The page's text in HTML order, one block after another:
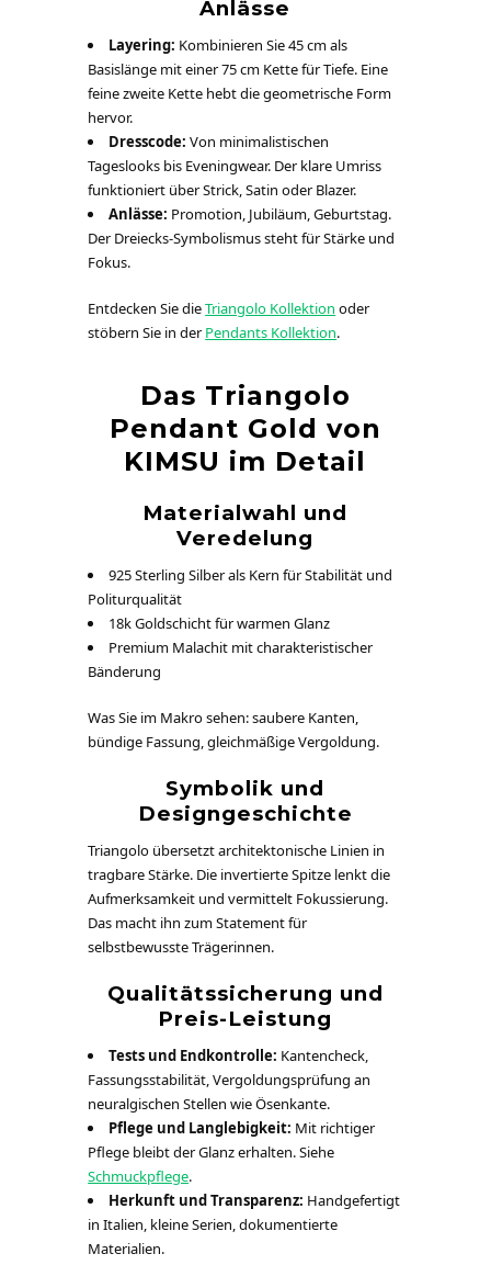
Anlässe
Layering: Kombinieren Sie 45 cm als
Basislänge mit einer 75 cm Kette für Tiefe. Eine
feine zweite Kette hebt die geometrische Form
hervor.
Dresscode: Von minimalistischen
Tageslooks bis Eveningwear. Der klare Umriss
funktioniert über Strick, Satin oder Blazer.
Anlässe: Promotion, Jubiläum, Geburtstag.
Der Dreiecks-Symbolismus steht für Stärke und
Fokus.
Entdecken Sie dieTriangolo Kollektion oder
stöbern Sie in derPendants Kollektion.
Das Triangolo
Pendant Gold von
KIMSU im Detail
Materialwahl und
Veredelung
925 Sterling Silber als Kern für Stabilität und
Politurqualität
18k Goldschicht für warmen Glanz
Premium Malachit mit charakteristischer
Bänderung
Was Sie im Makro sehen: saubere Kanten,
bündige Fassung, gleichmäßige Vergoldung.
Symbolik und
Designgeschichte
Triangolo übersetzt architektonische Linien in
tragbare Stärke. Die invertierte Spitze lenkt die
Aufmerksamkeit und vermittelt Fokussierung.
Das macht ihn zum Statement für
selbstbewusste Trägerinnen.
Qualitätssicherung und
Preis-Leistung
Tests und Endkontrolle: Kantencheck,
Fassungsstabilität, Vergoldungsprüfung an
neuralgischen Stellen wie Ösenkante.
Pflege und Langlebigkeit: Mit richtiger
Pflege bleibt der Glanz erhalten. Siehe
Schmuckpflege.
Herkunft und Transparenz: Handgefertigt
in Italien, kleine Serien, dokumentierte
Materialien.